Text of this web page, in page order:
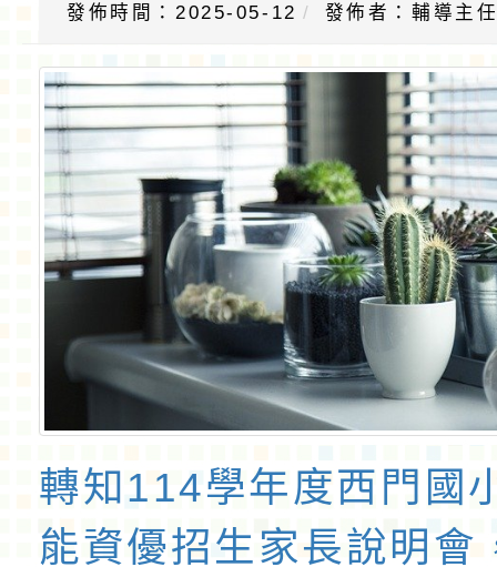
發佈時間：2025-05-12 發佈者：輔導主
轉知114學年度西門國
能資優招生家長說明會